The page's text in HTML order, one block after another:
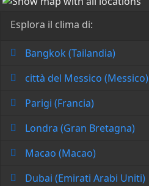
Esplora il clima di:
Bangkok (Tailandia)
città del Messico (Messico)
Parigi (Francia)
Londra (Gran Bretagna)
Macao (Macao)
Dubai (Emirati Arabi Uniti)